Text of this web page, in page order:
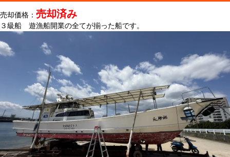
売却価格： 売却済み
３級船 遊漁船開業の全てが揃った船です。